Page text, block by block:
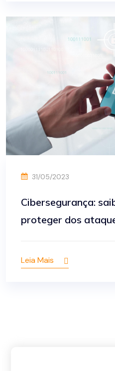
31/05/2023
Cibersegurança:
proteger dos
Leia Mais